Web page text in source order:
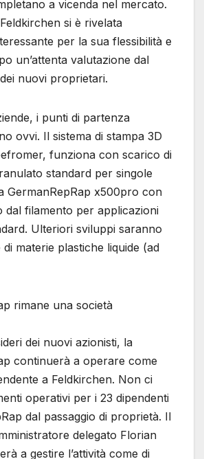
a vicenda nel mercato.
si è rivelata
per la sua flessibilità e
un’attenta valutazione dal
nuovi proprietari.
i punti di partenza
ovvi. Il sistema di stampa 3D
funziona con scarico di
standard per singole
GermanRepRap x500pro con
dal filamento per applicazioni
Ulteriori sviluppi saranno
materie plastiche liquide (ad
rimane una società
dei nuovi azionisti, la
continuerà a operare come
a Feldkirchen. Non ci
operativi per i 23 dipendenti
dal passaggio di proprietà. Il
delegato Florian
a gestire l’attività come di